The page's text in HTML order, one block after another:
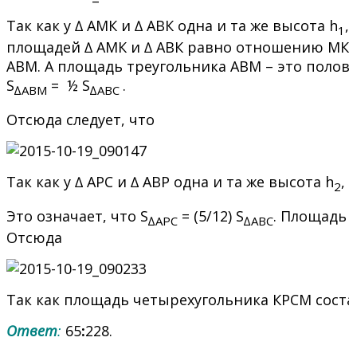
Так как у ∆ АМК и ∆ АВК одна и та же высота h1
площадей ∆ АМК и ∆ АВК равно отношению МК
АВМ. А площадь треугольника АВМ – это
S∆ABM = ½ S∆ABC .
Отсюда следует, что
Так как у ∆ АРС и ∆ АВР одна и та же высота h2
Это означает, что S∆AРС = (5/12) S∆ABC. Площадь
Отсюда
Так как площадь четырехугольника КРСМ
Ответ: 65:228.